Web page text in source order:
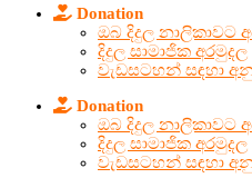
Donation
ඔබ දිදුල නාලිකාවට
දිදුල සාමාජික අරමුදල
වැඩසටහන් සඳහා
Donation
ඔබ දිදුල නාලිකාවට
දිදුල සාමාජික අරමුදල
වැඩසටහන් සඳහා